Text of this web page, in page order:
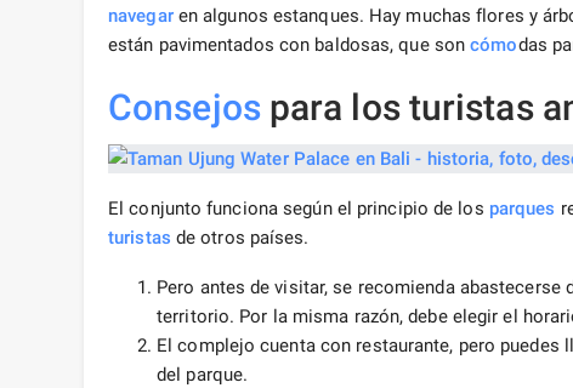
navegaren algunos estanques. Hay muchas flores y
están pavimentados con baldosas, que soncómodas
Consejospara los turistas
El conjunto funciona según el principio de los parques
turistas de otros países.
Pero antes de visitar, se recomienda abastecerse
territorio. Por la misma razón, debe elegir el
El complejo cuenta con restaurante, pero
del parque.